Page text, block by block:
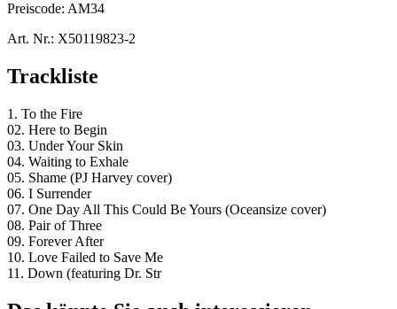
Preiscode: AM34
Art. Nr.: X50119823-2
Trackliste
1. To the Fire
02. Here to Begin
03. Under Your Skin
04. Waiting to Exhale
05. Shame (PJ Harvey cover)
06. I Surrender
07. One Day All This Could Be Yours (Oceansize cover)
08. Pair of Three
09. Forever After
10. Love Failed to Save Me
11. Down (featuring Dr. Str